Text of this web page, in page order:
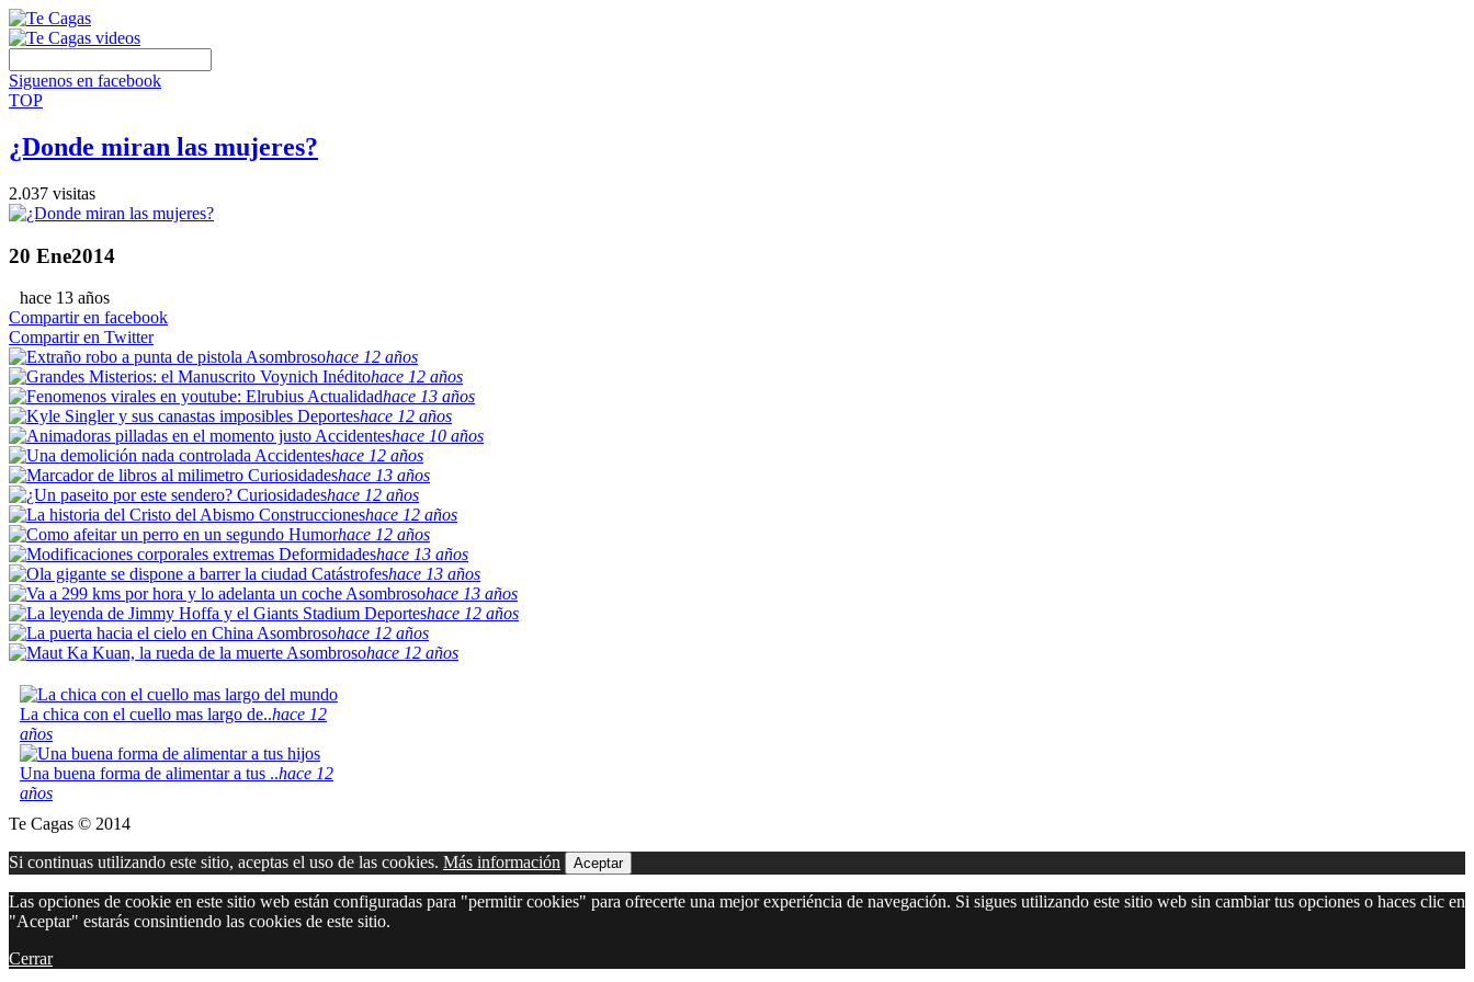
Siguenos en facebook
TOP
¿Donde miran las mujeres?
2.037 visitas
20 Ene2014
hace 13 años
Compartir en facebook
Compartir en Twitter
Asombrosohace 12 años
Inéditohace 12 años
Actualidadhace 13 años
Deporteshace 12 años
Accidenteshace 10 años
Accidenteshace 12 años
Curiosidadeshace 13 años
Curiosidadeshace 12 años
Construccioneshace 12 años
Humorhace 12 años
Deformidadeshace 13 años
Catástrofeshace 13 años
Asombrosohace 13 años
Deporteshace 12 años
Asombrosohace 12 años
Asombrosohace 12 años
La chica con el cuello mas largo de..hace 12
años
Una buena forma de alimentar a tus ..hace 12
años
Te Cagas © 2014
Si continuas utilizando este sitio, aceptas el uso de las cookies. Más información Aceptar
Las opciones de cookie en este sitio web están configuradas para "permitir cookies" para ofrecerte una mejor experiéncia de navegación. Si sigues utilizando este sitio web sin cambiar tus opciones o haces clic en
"Aceptar" estarás consintiendo las cookies de este sitio.
Cerrar